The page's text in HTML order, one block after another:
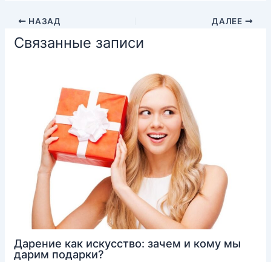
НАЗАД ДАЛЕЕ
Связанные записи
Дарение как искусство: зачем и кому мы
дарим подарки?